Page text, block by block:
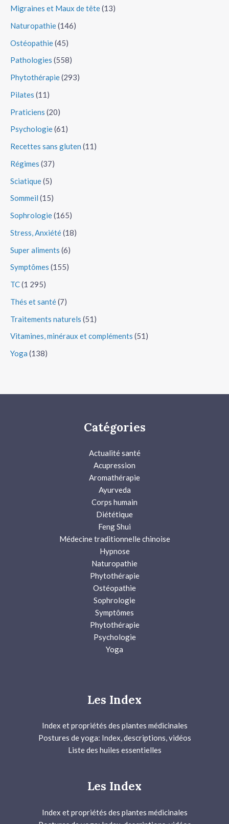
Migraines et Maux de tête(13)
Naturopathie(146)
Ostéopathie(45)
Pathologies (558)
Phytothérapie(293)
Pilates (11)
Praticiens (20)
Psychologie(61)
Recettes sans gluten (11)
Régimes (37)
Sciatique(5)
Sommeil (15)
Sophrologie(165)
Stress, Anxiété(18)
Super aliments (6)
Symptômes (155)
TC(1 295)
Thés et santé(7)
Traitements naturels (51)
Vitamines, minéraux et compléments (51)
Yoga (138)
Catégories
Actualité santé
Acupression
Aromathérapie
Ayurveda
Corps humain
Diététique
Feng Shui
Médecine traditionnelle chinoise
Hypnose
Naturopathie
Phytothérapie
Ostéopathie
Sophrologie
Symptômes
Phytothérapie
Psychologie
Yoga
Les Index
Index et propriétés des plantes médicinales
Postures de yoga: Index, descriptions, vidéos
Liste des huiles essentielles
Les Index
Index et propriétés des plantes médicinales